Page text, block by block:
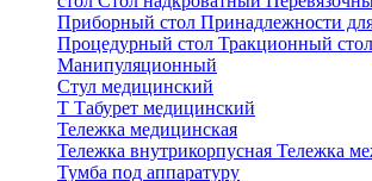
Приборный стол Принадлежности
Процедурный стол Тракционный стол
Манипуляционный
Стул медицинский
Т Табурет медицинский
Тележка медицинская
Тележка внутрикорпусная Тележка
Тумба под аппаратуру